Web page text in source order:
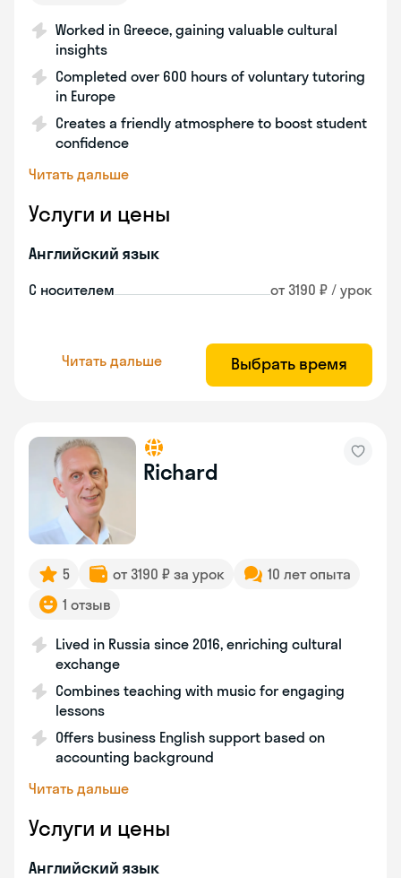
Worked in Greece, gaining valuable cultural
insights
Completed over 600 hours of voluntary tutoring
in Europe
Creates a friendly atmosphere to boost student
confidence
Читать дальше
Услуги и цены
Английский язык
С носителем от 3190 ₽ / урок
Читать дальше Выбрать время
Richard
5 от 3190 ₽ за урок
10 лет опыта
1 отзыв
Lived in Russia since 2016, enriching cultural
exchange
Combines teaching with music for engaging
lessons
Offers business English support based on
accounting background
Читать дальше
Услуги и цены
Английский язык